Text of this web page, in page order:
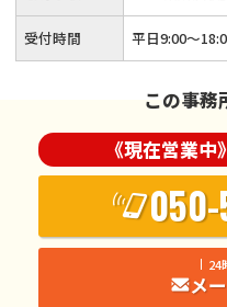
受付時間 平日9:00～
この事務
《現在営業
24
メ